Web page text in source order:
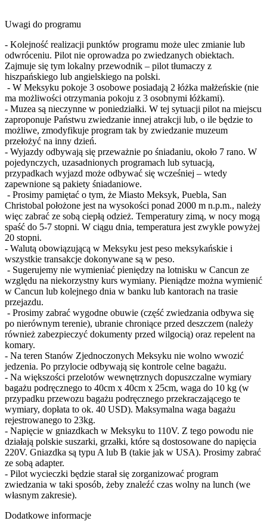
Uwagi do programu
- Kolejność realizacji punktów programu może ulec zmianie lub
odwróceniu. Pilot nie oprowadza po zwiedzanych obiektach.
Zajmuje się tym lokalny przewodnik – pilot tłumaczy z
hiszpańskiego lub angielskiego na polski.
- W Meksyku pokoje 3 osobowe posiadają 2 łóżka małżeńskie (nie
ma możliwości otrzymania pokoju z 3 osobnymi łóżkami).
- Muzea są nieczynne w poniedziałki. W tej sytuacji pilot na miejscu
zaproponuje Państwu zwiedzanie innej atrakcji lub, o ile będzie to
możliwe, zmodyfikuje program tak by zwiedzanie muzeum
przełożyć na inny dzień.
- Wyjazdy odbywają się przeważnie po śniadaniu, około 7 rano. W
pojedynczych, uzasadnionych programach lub sytuacją,
przypadkach wyjazd może odbywać się wcześniej – wtedy
zapewnione są pakiety śniadaniowe.
- Prosimy pamiętać o tym, że Miasto Meksyk, Puebla, San
Christobal położone jest na wysokości ponad 2000 m n.p.m., należy
więc zabrać ze sobą ciepłą odzież. Temperatury zimą, w nocy mogą
spaść do 5-7 stopni. W ciągu dnia, temperatura jest zwykle powyżej
20 stopni.
- Walutą obowiązującą w Meksyku jest peso meksykańskie i
wszystkie transakcje dokonywane są w peso.
- Sugerujemy nie wymieniać pieniędzy na lotnisku w Cancun ze
względu na niekorzystny kurs wymiany. Pieniądze można wymienić
w Cancun lub kolejnego dnia w banku lub kantorach na trasie
przejazdu.
- Prosimy zabrać wygodne obuwie (część zwiedzania odbywa się
po nierównym terenie), ubranie chroniące przed deszczem (należy
również zabezpieczyć dokumenty przed wilgocią) oraz repelent na
komary.
- Na teren Stanów Zjednoczonych Meksyku nie wolno wwozić
jedzenia. Po przylocie odbywają się kontrole celne bagażu.
- Na większości przelotów wewnętrznych dopuszczalne wymiary
bagażu podręcznego to 40cm x 40cm x 25cm, waga do 10 kg (w
przypadku przewozu bagażu podręcznego przekraczającego te
wymiary, dopłata to ok. 40 USD). Maksymalna waga bagażu
rejestrowanego to 23kg.
- Napięcie w gniazdkach w Meksyku to 110V. Z tego powodu nie
działają polskie suszarki, grzałki, które są dostosowane do napięcia
220V. Gniazdka są typu A lub B (takie jak w USA). Prosimy zabrać
ze sobą adapter.
- Pilot wycieczki będzie starał się zorganizować program
zwiedzania w taki sposób, żeby znaleźć czas wolny na lunch (we
własnym zakresie).
Dodatkowe informacje